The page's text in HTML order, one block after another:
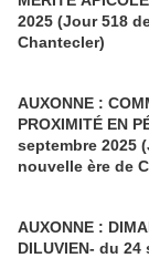
2025 (Jour 518
Chantecler)
AUXONNE :
PROXIMITÉ EN
septembre 2025
nouvelle ère de
AUXONNE :
DILUVIEN- du